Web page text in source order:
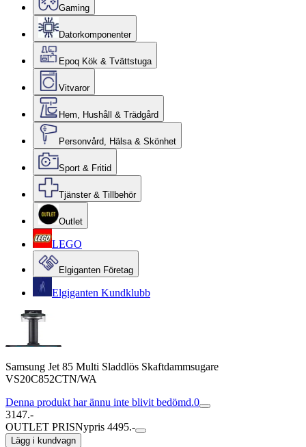
Gaming
Datorkomponenter
Epoq Kök & Tvättstuga
Vitvaror
Hem, Hushåll & Trädgård
Personvård, Hälsa & Skönhet
Sport & Fritid
Tjänster & Tillbehör
Outlet
LEGO
Elgiganten Företag
Elgiganten Kundklubb
Samsung Jet 85 Multi Sladdlös Skaftdammsugare
VS20C852CTN/WA
Denna produkt har ännu inte blivit bedömd.0
3147.-
OUTLET PRISNypris 4495.-
Lägg i kundvagn